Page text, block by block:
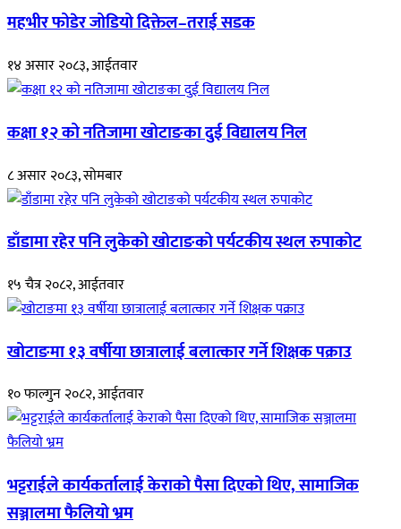
महभीर फोडेर जोडियो दिक्तेल–तराई सडक
१४ असार २०८३, आईतवार
कक्षा १२ को नतिजामा खोटाङका दुई विद्यालय निल
८ असार २०८३, सोमबार
डाँडामा रहेर पनि लुकेको खोटाङको पर्यटकीय स्थल रुपाकोट
१५ चैत्र २०८२, आईतवार
खोटाङमा १३ वर्षीया छात्रालाई बलात्कार गर्ने शिक्षक पक्राउ
१० फाल्गुन २०८२, आईतवार
भट्टराईले कार्यकर्तालाई केराको पैसा दिएको थिए, सामाजिक
सञ्जालमा फैलियो भ्रम